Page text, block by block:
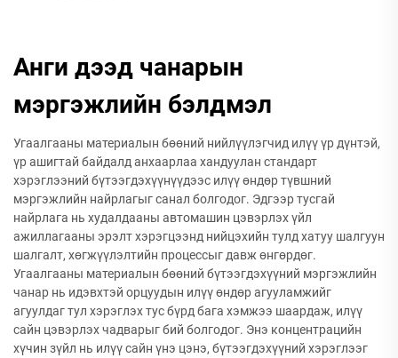
Анги дээд чанарын
мэргэжлийн бэлдмэл
Угаалгааны материалын бөөний нийлүүлэгчид илүү үр дүнтэй,
үр ашигтай байдалд анхаарлаа хандуулан стандарт
хэрэглээний бүтээгдэхүүнүүдээс илүү өндөр түвшний
мэргэжлийн найрлагыг санал болгодог. Эдгээр тусгай
найрлага нь худалдааны автомашин цэвэрлэх үйл
ажиллагааны эрэлт хэрэгцээнд нийцэхийн тулд хатуу шалгуун
шалгалт, хөгжүүлэлтийн процессыг давж өнгөрдөг.
Угаалгааны материалын бөөний бүтээгдэхүүний мэргэжлийн
чанар нь идэвхтэй орцуудын илүү өндөр агууламжийг
агуулдаг тул хэрэглэх тус бүрд бага хэмжээ шаардаж, илүү
сайн цэвэрлэх чадварыг бий болгодог. Энэ концентрацийн
хүчин зүйл нь илүү сайн үнэ цэнэ, бүтээгдэхүүний хэрэглээг